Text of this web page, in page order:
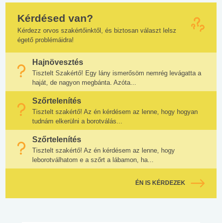
Kérdésed van?
Kérdezz orvos szakértőinktől, és biztosan választ lelsz
égető problémáidra!
Hajnövesztés
Tisztelt Szakértő! Egy lány ismerősöm nemrég levágatta a
haját, de nagyon megbánta. Azóta...
Szőrtelenítés
Tisztelt szakértő! Az én kérdésem az lenne, hogy hogyan
tudnám elkerülni a borotválás...
Szőrtelenítés
Tisztelt szakértő! Az én kérdésem az lenne, hogy
leborotválhatom e a szőrt a lábamon, ha...
ÉN IS KÉRDEZEK